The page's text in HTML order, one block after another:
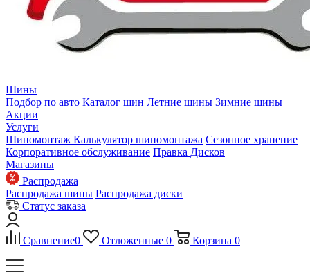
Шины
Подбор по авто Каталог шин Летние шины Зимние шины
Акции
Услуги
Шиномонтаж Калькулятор шиномонтажа Сезонное хранение
Корпоративное обслуживание Правка Дисков
Магазины
Распродажа
Распродажа шины Распродажа диски
Статус заказа
Сравнение0 Отложенные 0 Корзина 0